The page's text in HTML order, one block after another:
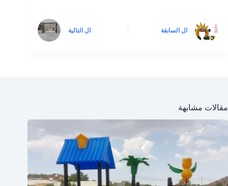
ال السابقة ال التالية
مقالات مشابهة